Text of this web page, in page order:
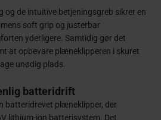
og de intuitive betjeningsgreb sikrer en
soft grip og justerbar
yderligere. Samtidig gør det
at opbevare plæneklipperen i skuret
unødig plads.
batteridrift
batteridrevet plæneklipper, der
lithium-ion batterisystem. Det